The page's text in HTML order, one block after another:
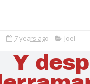
7 years ago Joel